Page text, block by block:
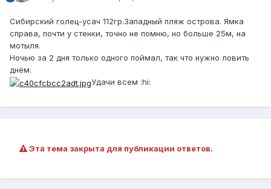
Сибирский голец-усач 112гр.Западный пляж острова. Ямка
справа, почти у стенки, точно не помню, но больше 25м, на
мотыля.
Ночью за 2 дня только одного поймал, так что нужно ловить
днём.
Удачи всем :hi:
Эта тема закрыта для публикации ответов.